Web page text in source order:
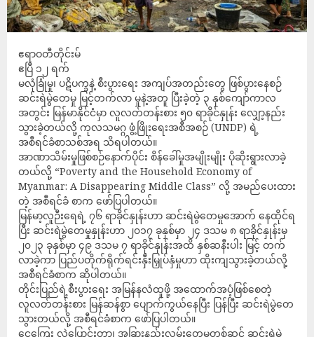
ဧရာဝတီတိုင်းမ်
ဧပြီ ၁၂ ရက်
မလုံခြုံမှု၊ ပဋိပက္ခနဲ့ စီးပွားရေး အကျပ်အတည်းတွေ ဖြစ်ပွားနေစဉ်
ဆင်းရဲမွဲတေမှု မြင့်တက်လာ မှုနဲ့အတူ ပြီးခဲ့တဲ့ ၃ နှစ်ကျော်ကာလ
အတွင်း မြန်မာနိုင်ငံမှာ လူလတ်တန်းစား ၅၀ ရာခိုင်နှုန်း လျှော့နည်း
သွားခဲ့တယ်လို့ ကုလသမဂ္ဂ ဖွံ့ဖြိုးရေးအစီအစဉ် (UNDP) ရဲ့
အစီရင်ခံစာသစ်အရ သိရပါတယ်။
အာဏာသိမ်းမှုဖြစ်စဉ်နောက်ပိုင်း စိန်ခေါ်မှုအမျိုးမျိုး ပိုဆိုးရွားလာခဲ့
တယ်လို့ “Poverty and the Household Economy of
Myanmar: A Disappearing Middle Class” လို့ အမည်ပေးထား
တဲ့ အစီရင်ခံ စာက ဖော်ပြပါတယ်။
မြန်မာ့လူဉီးရေရဲ့ ၇၆ ရာခိုင်နှုန်းဟာ ဆင်းရဲမွဲတေမှုအောက် နေထိုင်ရ
ပြီး ဆင်းရဲမွဲတေမှုနှုန်းဟာ ၂၀၁၇ ခုနှစ်မှာ ၂၄ ဒသမ ၈ ရာခိုင်နှုန်းမှ
၂၀၂၃ ခုနှစ်မှာ ၄၉ ဒသမ ၇ ရာခိုင်နှုန်းအထိ နှစ်ဆနီးပါး မြင့် တက်
လာခဲ့ကာ ပြည်ပတိုက်ရိုက်ရင်းနှီးမြှုပ်နှံမှုဟာ ထိုးကျသွားခဲ့တယ်လို့
အစီရင်ခံစာက ဆိုပါတယ်။
တိုင်းပြည်ရဲ့စီးပွားရေး အမြန်နလံထူဖို့ အထောက်အပံ့ဖြစ်စေတဲ့
လူလတ်တန်းစား မြန်ဆန်စွာ ပျောက်ကွယ်နေပြီး ပြန်ပြီး ဆင်းရဲမွဲတေ
သွားတယ်လို့ အစီရင်ခံစာက ဖော်ပြပါတယ်။
ငွေကြေး လွှဲပြောင်းတာ၊ အခြားနည်းလမ်းတွေမှတစ်ဆင့် ဆင်းရဲမွဲ